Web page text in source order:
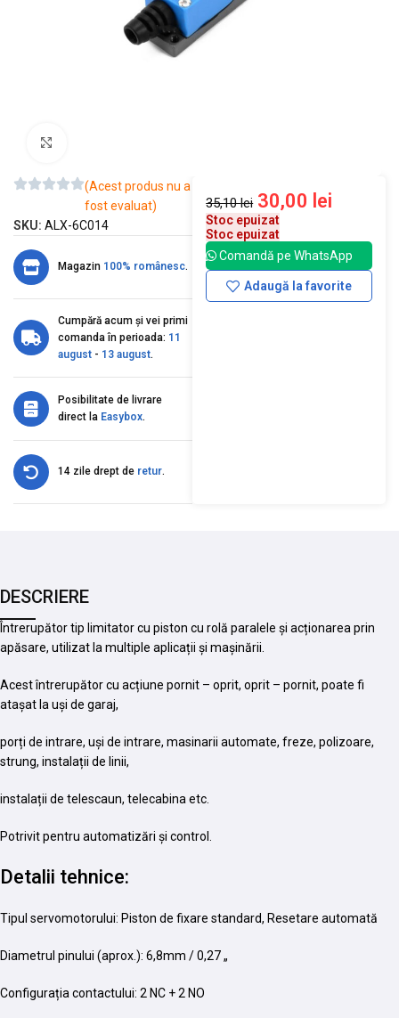
(Acest produs nu a
fost evaluat)
SKU: ALX-6C014
Magazin 100% românesc.
Cumpără acum și vei primi
comanda în perioada: 11
august - 13 august.
Posibilitate de livrare
direct la Easybox.
14 zile drept de retur.
35,10lei 30,00 lei
Stoc epuizat
Stoc epuizat
Comandă pe WhatsApp
Adaugă la favorite
DESCRIERE
Întrerupător tip limitator cu piston cu rolă paralele și acționarea prin
apăsare, utilizat la multiple aplicații și mașinării.
Acest întrerupător cu acțiune pornit – oprit, oprit – pornit, poate fi
atașat la uși de garaj,
porți de intrare, uși de intrare, masinarii automate, freze, polizoare,
strung, instalații de linii,
instalații de telescaun, telecabina etc.
Potrivit pentru automatizări și control.
Detalii tehnice:
Tipul servomotorului: Piston de fixare standard, Resetare automată
Diametrul pinului (aprox.): 6,8mm / 0,27 „
Configurația contactului: 2 NC + 2 NO